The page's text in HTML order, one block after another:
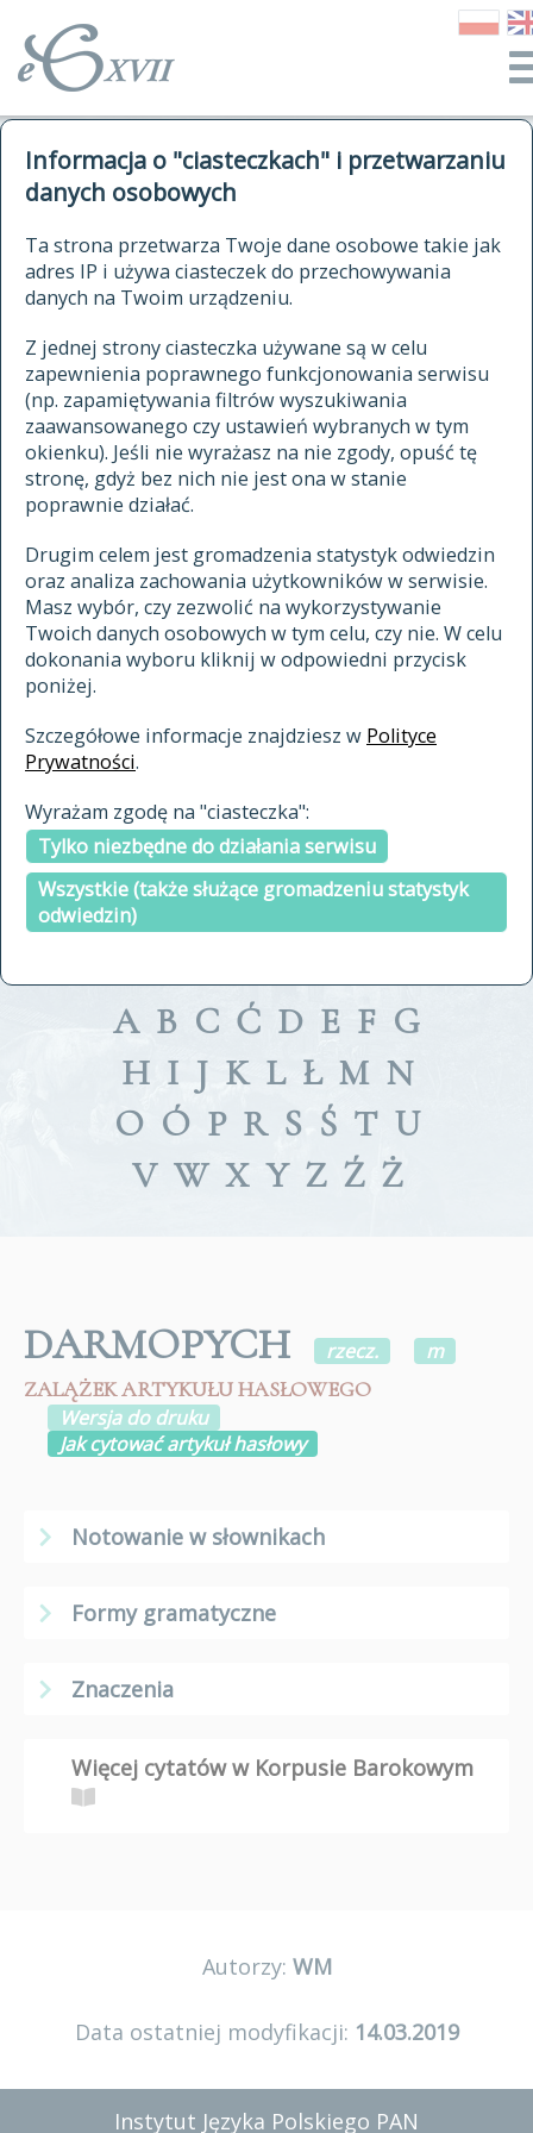
Informacja o "ciasteczkach" i przetwarzaniu
danych osobowych
Ta strona przetwarza Twoje dane osobowe takie jak
adres IP i używa ciasteczek do przechowywania
danych na Twoim urządzeniu.
Z jednej strony ciasteczka używane są w celu
zapewnienia poprawnego funkcjonowania serwisu
(np. zapamiętywania filtrów wyszukiwania
zaawansowanego czy ustawień wybranych w tym
okienku). Jeśli nie wyrażasz na nie zgody, opuść tę
stronę, gdyż bez nich nie jest ona w stanie
poprawnie działać.
Drugim celem jest gromadzenia statystyk odwiedzin
oraz analiza zachowania użytkowników w serwisie.
Masz wybór, czy zezwolić na wykorzystywanie
Twoich danych osobowych w tym celu, czy nie. W celu
dokonania wyboru kliknij w odpowiedni przycisk
poniżej.
Szczegółowe informacje znajdziesz w Polityce
Prywatności.
Wyrażam zgodę na "ciasteczka":
Tylko niezbędne do działania serwisu
Wszystkie (także służące gromadzeniu statystyk
odwiedzin)
autorzy Słownika
historia
publikacje
źródła
autorzy tekstów źródłowych
zasady opracowania
statystyki
najnowsze hasła
ostatnio zmodyfikowane hasła
materiały archiwalne
cytowanie
kontakt
kwerendy
jak cytować Słownik
ELEKTRONICZNY SŁOWNIK
JĘZYKA POLSKIEGO
XVII I XVIII WIEKU
znajdź hasła
zaczynające się od
indeksie
a fronte
a tergo
A B C Ć D E F G
H I J K L Ł M N
O Ó P R S Ś T U
V W X Y Z Ź Ż
DARMOPYCH rzecz.
m
ZALĄŻEK ARTYKUŁU HASŁOWEGO
Wersja do druku
Jak cytować artykuł hasłowy
Notowanie w słownikach
Formy gramatyczne
Znaczenia
Więcej cytatów w Korpusie Barokowym
Autorzy: WM
Data ostatniej modyfikacji: 14.03.2019
Instytut Języka Polskiego PAN